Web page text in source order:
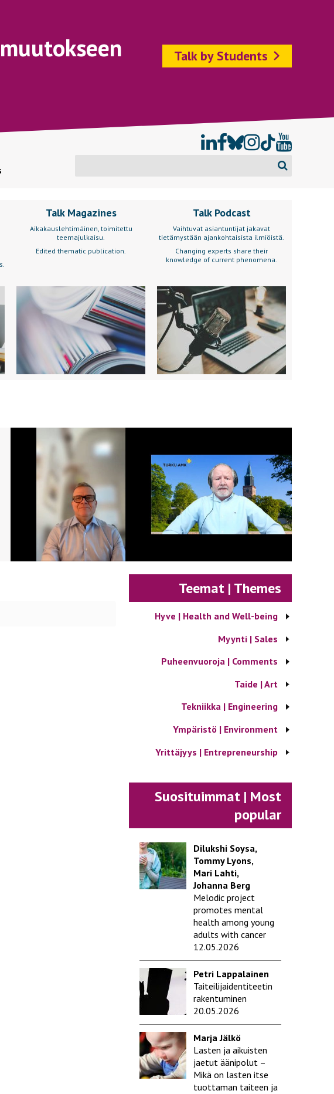
Talk by Students
Talk Magazines
Aikakauslehtimäinen, toimitettu
teemajulkaisu.
Edited thematic publication.
Talk Podcast
Vaihtuvat asiantuntijat jakavat
tietämystään ajankohtaisista ilmiöistä.
Changing experts share their
knowledge of current phenomena.
Teemat | Themes
Hyve | Health and Well-being
Myynti | Sales
Puheenvuoroja | Comments
Taide | Art
Tekniikka | Engineering
Ympäristö | Environment
Yrittäjyys | Entrepreneurship
Suosituimmat | Most
popular
Dilukshi Soysa,
Tommy Lyons,
Mari Lahti,
Johanna Berg
Melodic project
promotes mental
health among young
adults with cancer
12.05.2026
Petri Lappalainen
Taiteilijaidentiteetin
rakentuminen
20.05.2026
Marja Jälkö
Lasten ja aikuisten
jaetut äänipolut –
Mikä on lasten itse
tuottaman taiteen ja